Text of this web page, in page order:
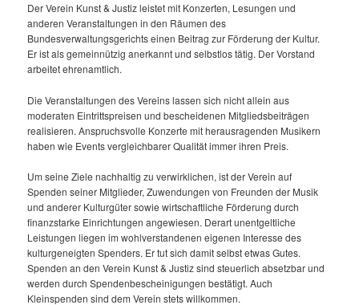
Der Verein Kunst & Justiz leistet mit Konzerten, Lesungen und
anderen Veranstaltungen in den Räumen des
Bundesverwaltungsgerichts einen Beitrag zur Förderung der Kultur.
Er ist als gemeinnützig anerkannt und selbstlos tätig. Der Vorstand
arbeitet ehrenamtlich.
Die Veranstaltungen des Vereins lassen sich nicht allein aus
moderaten Eintrittspreisen und bescheidenen Mitgliedsbeiträgen
realisieren. Anspruchsvolle Konzerte mit herausragenden Musikern
haben wie Events vergleichbarer Qualität immer ihren Preis.
Um seine Ziele nachhaltig zu verwirklichen, ist der Verein auf
Spenden seiner Mitglieder, Zuwendungen von Freunden der Musik
und anderer Kulturgüter sowie wirtschaftliche Förderung durch
finanzstarke Einrichtungen angewiesen. Derart unentgeltliche
Leistungen liegen im wohlverstandenen eigenen Interesse des
kulturgeneigten Spenders. Er tut sich damit selbst etwas Gutes.
Spenden an den Verein Kunst & Justiz sind steuerlich absetzbar und
werden durch Spendenbescheinigungen bestätigt. Auch
Kleinspenden sind dem Verein stets willkommen.